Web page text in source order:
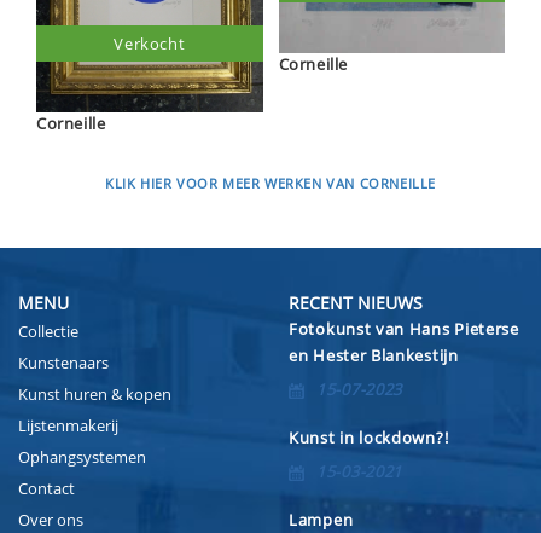
Corneille
Verkocht
Corneille
KLIK HIER VOOR MEER WERKEN VAN CORNEILLE
MENU
Collectie
Kunstenaars
Kunst huren & kopen
Lijstenmakerij
Ophangsystemen
Contact
Over ons
RECENT NIEUWS
Fotokunst van Hans Pieterse
en Hester Blankestijn
15-07-2023
Kunst in lockdown?!
15-03-2021
Lampen